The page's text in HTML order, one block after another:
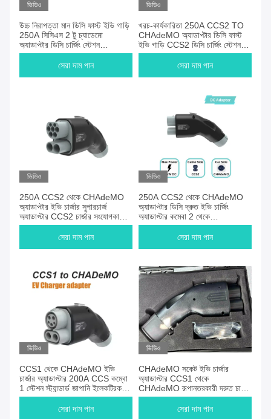
ভিডিও
উচ্চ নিরাপত্তা মান ডিসি ফাস্ট ইভি গাড়ি
250A সিসিএস 2 টু চ্যাডেমো
অ্যাডাপ্টার ডিসি চার্জিং স্টেশন
সংযোগকারী বৈদ্যুতিক যানবাহন চ্যাডেমো
সেরা দাম পান
ভিডিও
খরচ-কার্যকারিতা 250A CCS2 TO
CHAdeMO অ্যাডাপ্টার ডিসি ফাস্ট
ইভি গাড়ি CCS2 ডিসি চার্জিং স্টেশন
চার্জিং চ্যাডেমো গাড়ি
সেরা দাম পান
ভিডিও
250A CCS2 থেকে CHAdeMO
অ্যাডাপ্টার ইভি চার্জার সুপারচার্জ
অ্যাডাপ্টার CCS2 চার্জার সংযোগকারী
বৈদ্যুতিক যানবাহন ডিসি অ্যাডাপ্টার নিসান
CHAdeMO স্ট্যান্ডার্ড গাড়ির জন্য
সেরা দাম পান
ভিডিও
250A CCS2 থেকে CHAdeMO
অ্যাডাপ্টার ডিসি দ্রুত ইভি চার্জিং
অ্যাডাপ্টার কম্বো 2 থেকে
CHAdeMO EVSE অ্যাডাপ্টার
নিসান লিফ মালিকের জন্য
সেরা দাম পান
ভিডিও
CCS1 থেকে CHAdeMO ইভি
চার্জার অ্যাডাপ্টার 200A CCS কম্বো
1 স্টেশন স্ট্যান্ডার্ড জাপানি ইলেকট্রিক
গাড়ির জন্য চার্জিং
সেরা দাম পান
ভিডিও
CHAdeMO সকেট ইভি চার্জার
অ্যাডাপ্টার CCS1 থেকে
CHAdeMO রূপান্তরকারী দ্রুত চার্জিং
বৈদ্যুতিক যানবাহন নতুন শক্তির গাড়ি
সেরা দাম পান